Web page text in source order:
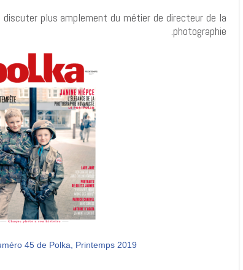
plus amplement du métier de directeur de la
photographie.
45 de Polka, Printemps 2019